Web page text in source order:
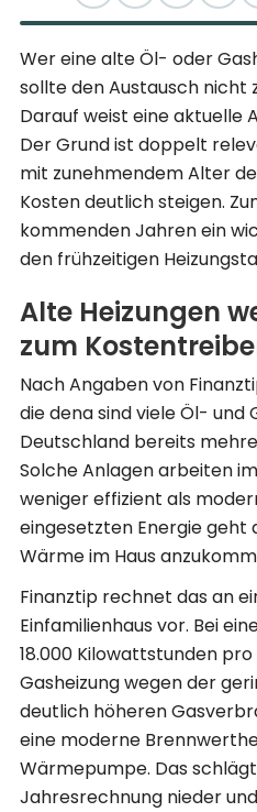
Wer eine alte Öl- oder
sollte den Austausch nicht
Darauf weist eine aktuelle
Der Grund ist doppelt
mit zunehmendem Alter
Kosten deutlich steigen.
kommenden Jahren ein
den frühzeitigen
Alte Heizungen
zum
Nach Angaben von
die dena sind viele Öl- und
Deutschland bereits
Solche Anlagen arbeiten
weniger effizient als
eingesetzten Energie geht
Wärme im Haus
Finanztip rechnet das an
Einfamilienhaus vor. Bei
18.000 Kilowattstunden
Gasheizung wegen der
deutlich höheren
eine moderne
Wärmepumpe. Das
Jahresrechnung nieder